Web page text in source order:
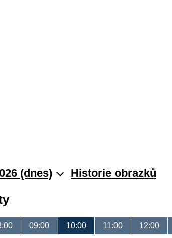
(dnes) Historie obrazků
09:00 10:00 11:00 12:00